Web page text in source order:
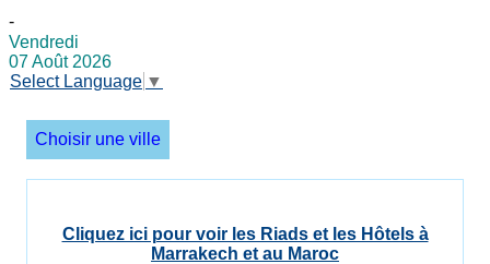
-
Vendredi
07 Août 2026
Select Language ▼
Choisir une ville
Cliquez ici pour voir les Riads et les Hôtels à
Marrakech et au Maroc